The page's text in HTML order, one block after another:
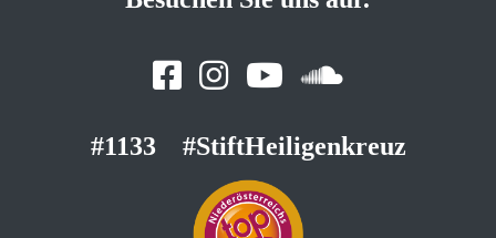
#1133 #StiftHeiligenkreuz